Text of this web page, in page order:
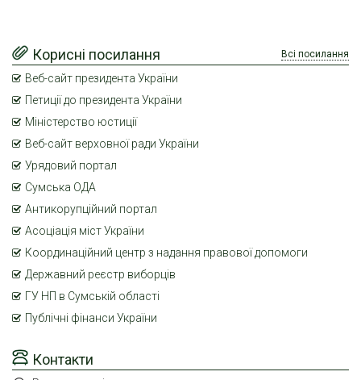
Контакти
Корисні посилання Всі посилання
Веб-сайт президента України
Петиції до президента України
Міністерство юстиції
Веб-сайт верховної ради України
Урядовий портал
Сумська ОДА
Антикорупційний портал
Асоціація міст України
Координаційний центр з надання правової допомоги
Державний реєстр виборців
ГУ НП в Сумській області
Публічні фінанси України